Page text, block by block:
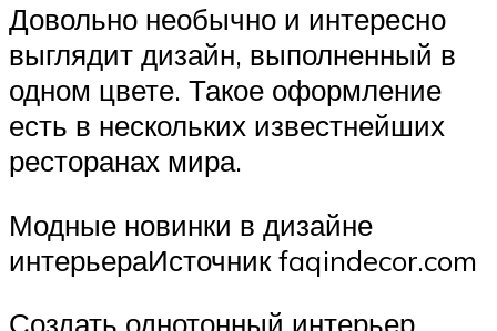
Довольно необычно и интересно
выглядит дизайн, выполненный в
одном цвете. Такое оформление
есть в нескольких известнейших
ресторанах мира.
Модные новинки в дизайне
интерьераИсточник faqindecor.com
Создать однотонный интерьер